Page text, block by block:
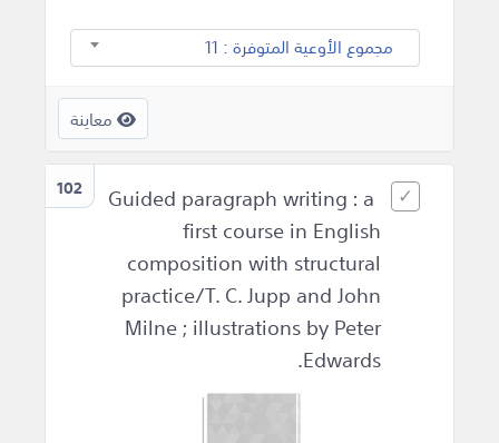
مجموع الأوعية المتوفرة : 11
معاينة
102
Guided paragraph writing : a
first course in English
composition with structural
practice/T. C. Jupp and John
Milne ; illustrations by Peter
Edwards.